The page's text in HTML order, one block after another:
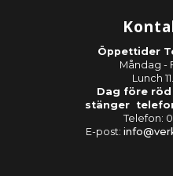
Öppettider
Måndag -
Lunch
Dag före
stänger
Telefon:
E-post: